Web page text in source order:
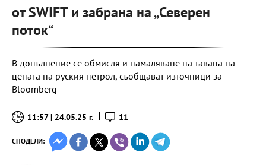
от SWIFT и забрана на „Северен
поток“
В допълнение се обмисля и намаляване на тавана на
цената на руския петрол, съобщават източници за
Bloomberg
11:57 | 24.05.25 г. 11
СПОДЕЛИ: